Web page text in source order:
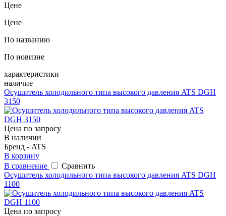
Цене
Цене
По названию
По новизне
характеристики
наличие
Осушитель холодильного типа высокого давления ATS DGH
3150
Цена по запросу
В наличии
Бренд - ATS
В корзину
В сравнение
Сравнить
Осушитель холодильного типа высокого давления ATS DGH
1100
Цена по запросу